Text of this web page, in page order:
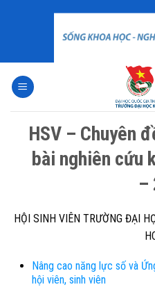
HSV – Chuyên
bài nghiên cứu
–
HỘI SINH VIÊN TRƯỜNG ĐẠI
Nâng cao năng lực số và
hội viên, sinh viên